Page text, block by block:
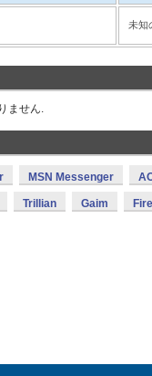
未知
ません.
MSN Messenger
Trillian Gaim